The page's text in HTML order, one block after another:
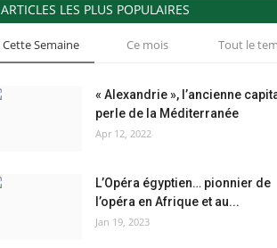
ARTICLES LES PLUS POPULAIRES
Cette Semaine Ce mois Tout le
« Alexandrie », l’ancienne
perle de la Méditerranée
Apr 12, 2022
L’Opéra égyptien… pionnier de
l’opéra en Afrique et au...
Jan 19, 2023